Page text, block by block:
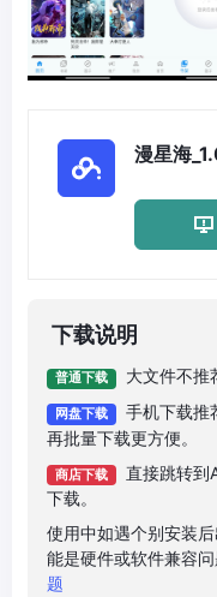
漫星海
下载说明
普通下载 大文件不推
网盘下载
手机下载推
再批量下载更方便。
商店下载
直接跳转到
下载。
使用中如遇个别安装
能是硬件或软件兼容
题